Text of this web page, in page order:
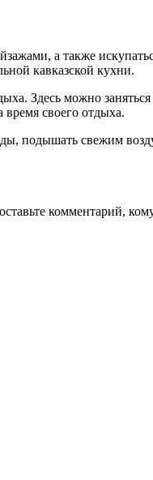
а также
кавказской кухни.
Здесь можно
время своего отдыха.
подышать свежим
комментарий,